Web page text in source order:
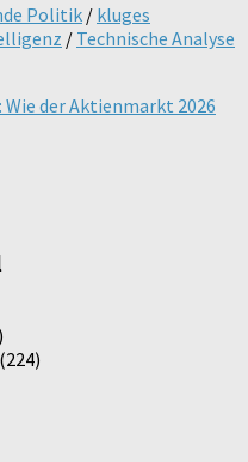
Politik/ kluges
/ Technische Analyse
der Aktienmarkt 2026
(224)